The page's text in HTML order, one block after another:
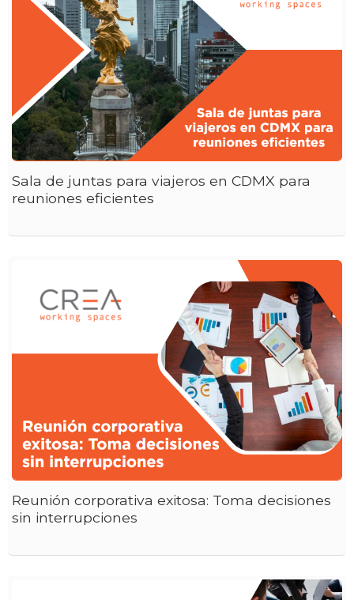
Sala de juntas para viajeros en CDMX para
reuniones eficientes
Reunión corporativa exitosa: Toma decisiones
sin interrupciones